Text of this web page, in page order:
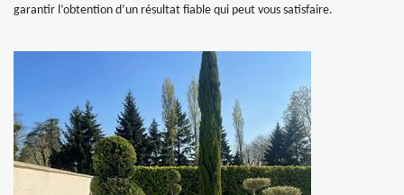
garantir l’obtention d’un résultat fiable qui peut vous satisfaire.